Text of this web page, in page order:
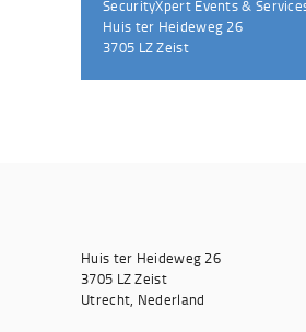
SecurityXpert Events &
Huis ter Heideweg 26
3705 LZ Zeist
Huis ter Heideweg 26
3705 LZ Zeist
Utrecht, Nederland